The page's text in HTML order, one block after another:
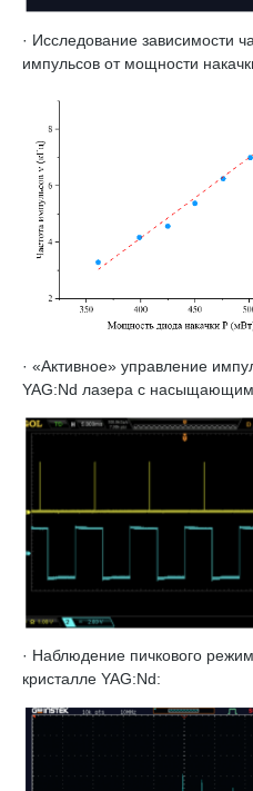
· Исследование зависимости
импульсов от мощности
· «Активное» управление
YAG:Nd лазера с
· Наблюдение пичкового
кристалле YAG:Nd: